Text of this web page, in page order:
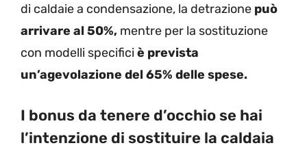
di caldaie a condensazione, la detrazione può
arrivare al 50%, mentre per la sostituzione
con modelli specificiè prevista
un’agevolazione del 65% delle spese.
I bonus da tenere d’occhio se hai
l’intenzione di sostituire la caldaia